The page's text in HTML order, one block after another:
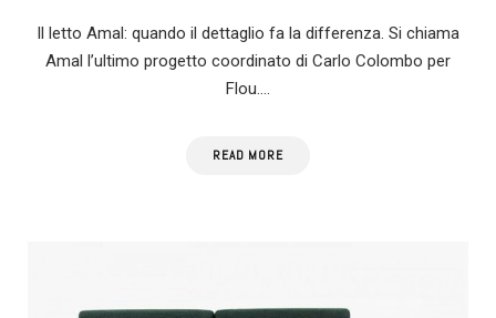
Il letto Amal: quando il dettaglio fa la differenza. Si chiama
Amal l’ultimo progetto coordinato di Carlo Colombo per
Flou.…
READ MORE